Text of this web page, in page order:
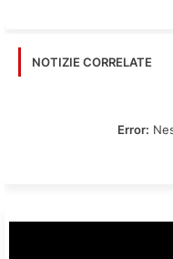
NOTIZIE CORRELATE
Error: